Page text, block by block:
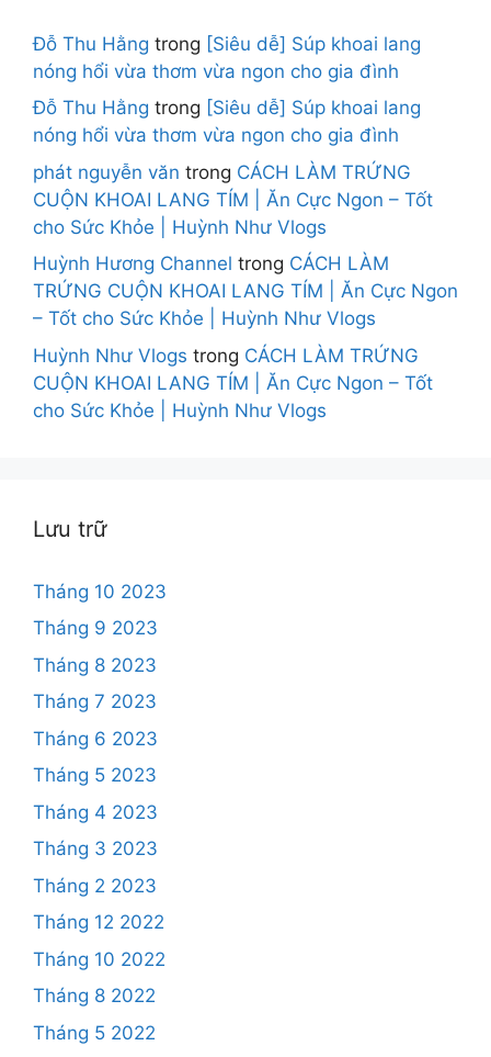
Đỗ Thu Hằng trong [Siêu dễ] Súp khoai lang
nóng hổi vừa thơm vừa ngon cho gia đình
Đỗ Thu Hằng trong [Siêu dễ] Súp khoai lang
nóng hổi vừa thơm vừa ngon cho gia đình
phát nguyễn văn trong CÁCH LÀM TRỨNG
CUỘN KHOAI LANG TÍM | Ăn Cực Ngon – Tốt
cho Sức Khỏe | Huỳnh Như Vlogs
Huỳnh Hương Channel trong CÁCH LÀM
TRỨNG CUỘN KHOAI LANG TÍM | Ăn Cực Ngon
– Tốt cho Sức Khỏe | Huỳnh Như Vlogs
Huỳnh Như Vlogs trong CÁCH LÀM TRỨNG
CUỘN KHOAI LANG TÍM | Ăn Cực Ngon – Tốt
cho Sức Khỏe | Huỳnh Như Vlogs
Lưu trữ
Tháng 10 2023
Tháng 9 2023
Tháng 8 2023
Tháng 7 2023
Tháng 6 2023
Tháng 5 2023
Tháng 4 2023
Tháng 3 2023
Tháng 2 2023
Tháng 12 2022
Tháng 10 2022
Tháng 8 2022
Tháng 5 2022